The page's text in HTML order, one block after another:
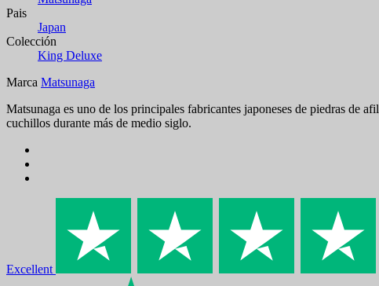
Pais
Japan
Colección
King Deluxe
Marca Matsunaga
Matsunaga es uno de los principales fabricantes japoneses de piedras de
cuchillos durante más de medio siglo.
Excellent